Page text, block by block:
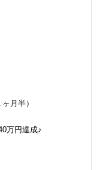
月半）
万円達成♪